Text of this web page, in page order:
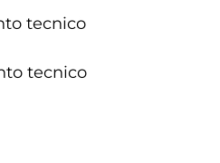
tecnico
tecnico